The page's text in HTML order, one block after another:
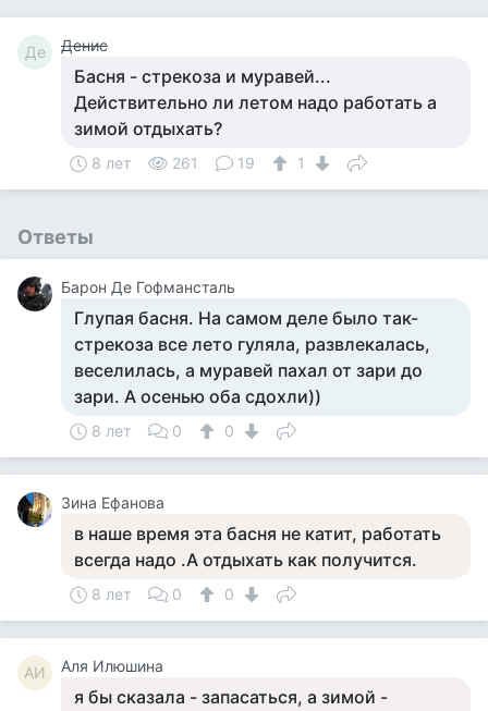
Де Денис
Басня - стрекоза и муравей...
Действительно ли летом надо работать а
зимой отдыхать?
8 лет 261 19 1
Ответы
Барон Де Гофмансталь
Глупая басня. На самом деле было так-
стрекоза все лето гуляла, развлекалась,
веселилась, а муравей пахал от зари до
зари. А осенью оба сдохли))
8 лет 0 0
Зина Ефанова
в наше время эта басня не катит, работать
всегда надо .А отдыхать как получится.
8 лет 0 0
АИ Аля Илюшина
я бы сказала - запасаться, а зимой -